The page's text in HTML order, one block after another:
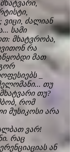
ძალიან
სამი
მხატვრობა,
რა
მათ
_
თუ
თუ?
რომ
მუსიკოსი არა
ვარ!
რაც
ან